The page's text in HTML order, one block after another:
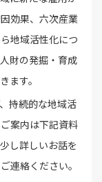
効果、六次産業
地域活性化につ
財の発掘・育成
ます。
持続的な地域活
案内は下記資料
し詳しいお話を
連絡ください。